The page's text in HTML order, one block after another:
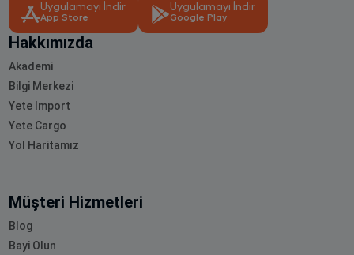
Uygulamayı İndir
App Store
Uygulamayı İndir
Google Play
Hakkımızda
Akademi
Bilgi Merkezi
Yete Import
Yete Cargo
Yol Haritamız
Müşteri Hizmetleri
Blog
Bayi Olun